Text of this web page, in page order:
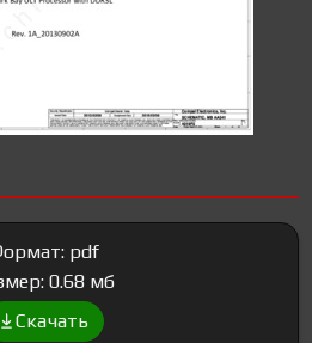
pdf
0.68 мб
Скачать